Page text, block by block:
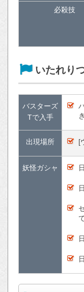
必殺技
いたれり
バスターズ
Tで入手
出現場所 [
妖怪ガシャ